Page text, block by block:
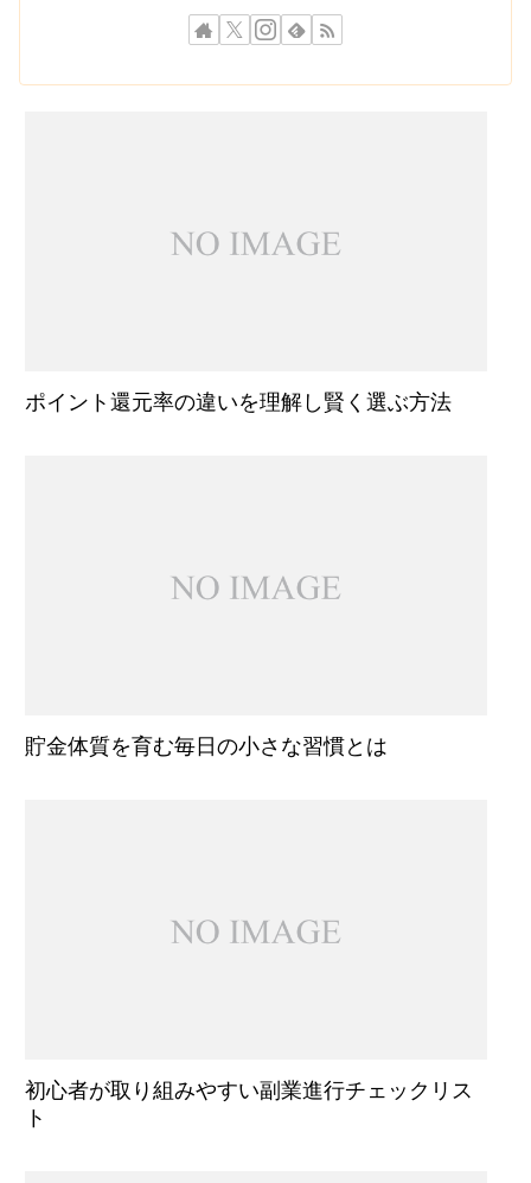
ポイント還元率の違いを理解し賢く選ぶ方法
貯金体質を育む毎日の小さな習慣とは
初心者が取り組みやすい副業進行チェックリス
ト